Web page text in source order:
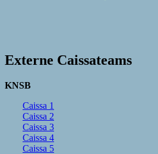
Externe Caissateams
KNSB
Caissa 1
Caissa 2
Caissa 3
Caissa 4
Caissa 5